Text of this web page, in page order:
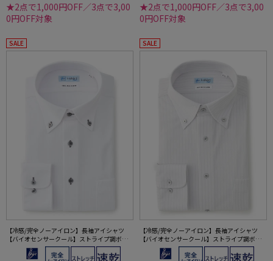
★2点で1,000円OFF／3点で3,00
0円OFF対象
★2点で1,000円OFF／3点で3,00
0円OFF対象
SALE
【冷感/完全ノーアイロン】長袖アイシャツ
【バイオセンサークール】ストライプ調ボタ
ンダウンストライプ形態安定ストレッチ防汚
効果吸汗速乾ワイシャツ春夏
SALE
【冷感/完全ノーアイロン】長袖アイシャツ
【バイオセンサークール】ストライプ調ボタ
ンダウンストライプ形態安定ストレッチ防汚
効果吸汗速乾ワイシャツ春夏